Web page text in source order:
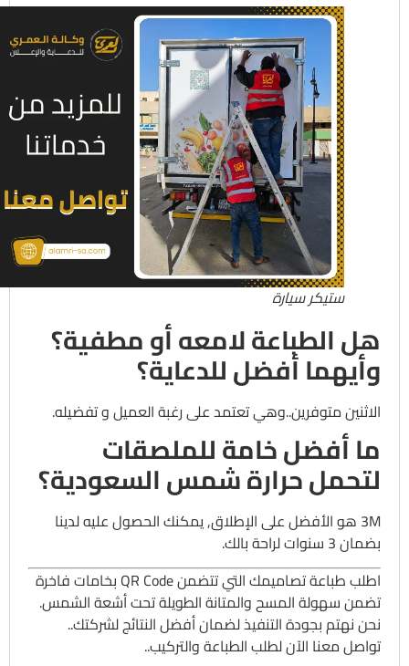
ستيكر سيارة
هل الطباعة لامعه أو مطفية؟
وأيهما أفضل للدعاية؟
الاثنين متوفرين..وهي تعتمد على رغبة العميل و تفضيله.
ما أفضل خامة للملصقات
لتحمل حرارة شمس السعودية؟
3M هو الأفضل على الإطلاق,
يمكنك الحصول عليه لدينا
بضمان 3 سنوات لراحة بالك.
اطلب طباعة تصاميمك التي تتضمن QR Code بخامات فاخرة
تضمن سهولة المسح والمتانة الطويلة تحت أشعة الشمس.
نحن نهتم بجودة التنفيذ لضمان أفضل النتائج لشركتك..
تواصل معنا الآن لطلب الطباعة والتركيب..